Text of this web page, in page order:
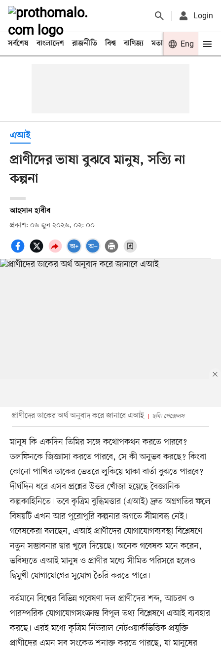
Login
সর্বশেষ বাংলাদেশ রাজনীতি বিশ্ব বাণিজ্য মতামত খেলা
Eng
এআই
প্রাণীদের ভাষা বুঝবে মানুষ, সত্যি না
কল্পনা
আহসান হাবীব
প্রকাশ: ০৬ জুন ২০২৬, ০২: ০০
প্রাণীদের ডাকের অর্থ অনুবাদ করে জানাবে এআই ছবি: পেক্সেলস
মানুষ কি একদিন তিমির সঙ্গে কথোপকথন করতে পারবে?
ডলফিনকে জিজ্ঞাসা করতে পারবে, সে কী অনুভব করছে? কিংবা
কোনো পাখির ডাকের ভেতরে লুকিয়ে থাকা বার্তা বুঝতে পারবে?
দীর্ঘদিন ধরে এসব প্রশ্নের উত্তর খোঁজা হয়েছে বৈজ্ঞানিক
কল্পকাহিনিতে। তবে কৃত্রিম বুদ্ধিমত্তার (এআই) দ্রুত অগ্রগতির ফলে
বিষয়টি এখন আর পুরোপুরি কল্পনার জগতে সীমাবদ্ধ নেই।
গবেষকেরা বলছেন, এআই প্রাণীদের যোগাযোগব্যবস্থা বিশ্লেষণে
নতুন সম্ভাবনার দ্বার খুলে দিয়েছে। অনেক গবেষক মনে করেন,
ভবিষ্যতে এআই মানুষ ও প্রাণীর মধ্যে সীমিত পরিসরে হলেও
দ্বিমুখী যোগাযোগের সুযোগ তৈরি করতে পারে।
বর্তমানে বিশ্বের বিভিন্ন গবেষণা দল প্রাণীদের শব্দ, আচরণ ও
পারস্পরিক যোগাযোগসংক্রান্ত বিপুল তথ্য বিশ্লেষণে এআই ব্যবহার
করছে। এরই মধ্যে কৃত্রিম নিউরাল নেটওয়ার্কভিত্তিক প্রযুক্তি
প্রাণীদের এমন সব সংকেত শনাক্ত করতে পারছে, যা মানুষের